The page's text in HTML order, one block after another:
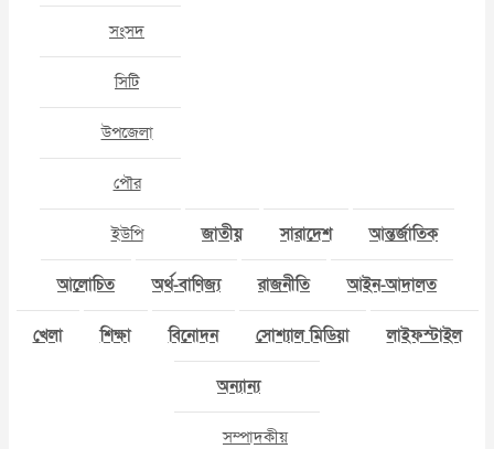
সংসদ
সিটি
উপজেলা
পৌর
ইউপি জাতীয় সারাদেশ আন্তর্জাতিক
আলোচিত অর্থ-বাণিজ্য রাজনীতি আইন-আদালত
খেলা শিক্ষা বিনোদন সোশ্যাল মিডিয়া লাইফস্টাইল
অন্যান্য
সম্পাদকীয়